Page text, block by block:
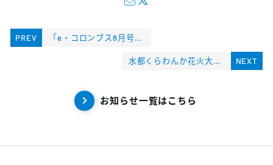
PREV 「e・コロンブス8月号増刊」掲載のお知らせ
NEXT
水都くらわんか花火大会 交通規制について
お知らせ一覧はこちら